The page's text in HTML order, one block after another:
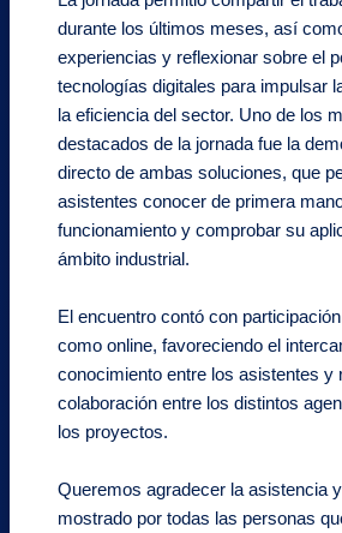
durante los últimos meses, así
experiencias y reflexionar sobre el
tecnologías digitales para impulsar
la eficiencia del sector. Uno de los
destacados de la jornada fue la
directo de ambas soluciones, que
asistentes conocer de primera
funcionamiento y comprobar su
ámbito industrial.
El encuentro contó con
como online, favoreciendo el
conocimiento entre los asistentes y
colaboración entre los distintos
los proyectos.
Queremos agradecer la asistencia
mostrado por todas las personas